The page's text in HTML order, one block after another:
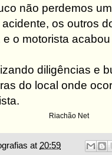
não perdemos
os outros
o motorista
diligências e
do local onde
Riachão Net
at 20:59